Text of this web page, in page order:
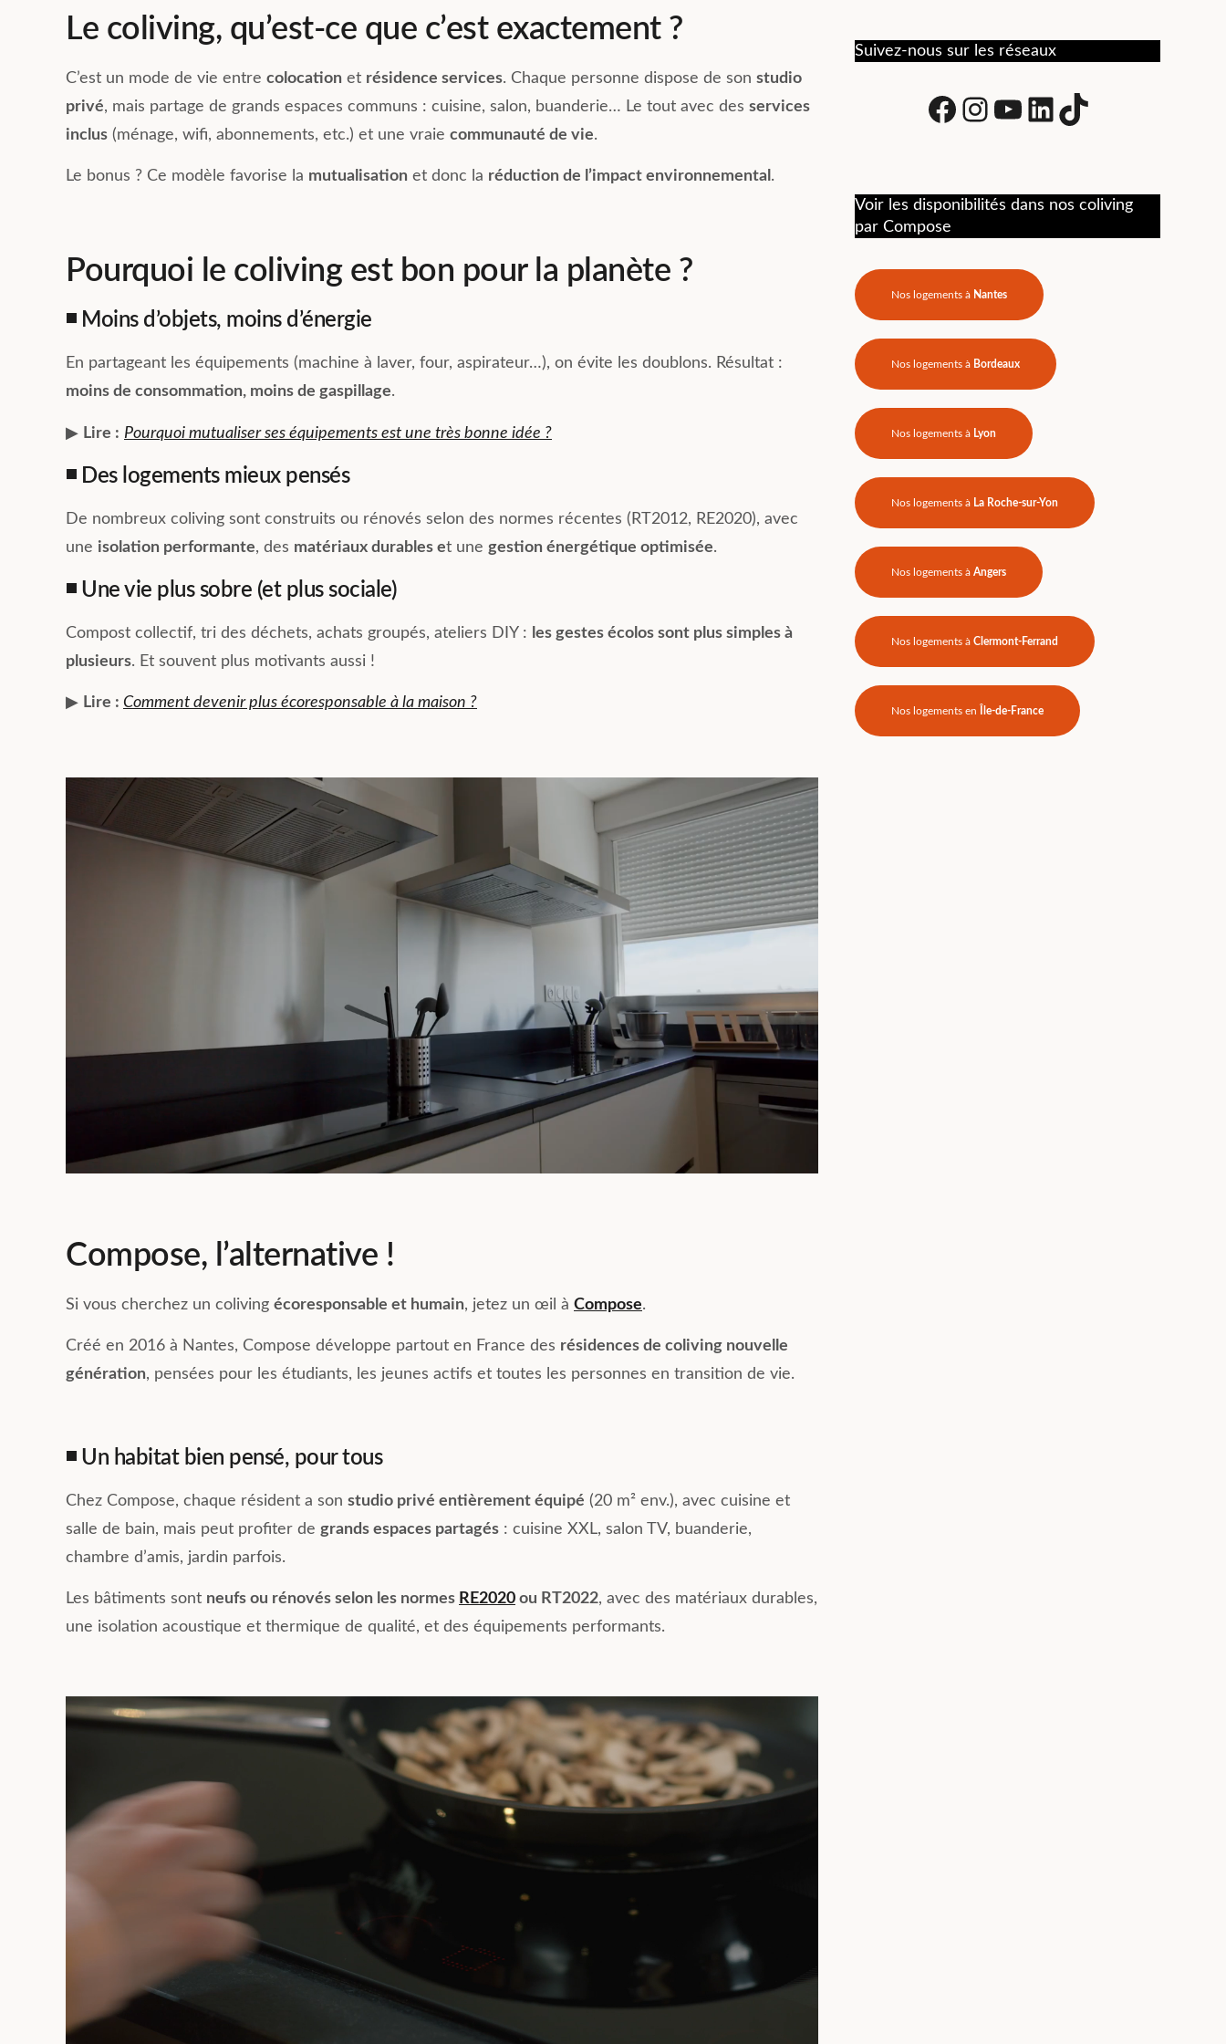
Le coliving, qu’est-ce que c’est exactement ?
C’est un mode de vie entre colocation et résidence services. Chaque personne dispose de son studio
privé, mais partage de grands espaces communs : cuisine, salon, buanderie… Le tout avec des services
inclus (ménage, wifi, abonnements, etc.) et une vraie communauté de vie.
Le bonus ? Ce modèle favorise la mutualisation et donc la réduction de l’impact environnemental .
Pourquoi le coliving est bon pour la planète ?
◾ Moins d’objets, moins d’énergie
En partageant les équipements (machine à laver, four, aspirateur…), on évite les doublons. Résultat :
moins de consommation, moins de gaspillage.
▶︎ Lire : Pourquoi mutualiser ses équipements est une très bonne idée ?
◾ Des logements mieux pensés
De nombreux coliving sont construits ou rénovés selon des normes récentes (RT2012, RE2020), avec
une isolation performante, des matériaux durables et une gestion énergétique optimisée.
◾ Une vie plus sobre (et plus sociale)
Compost collectif, tri des déchets, achats groupés, ateliers DIY : les gestes écolos sont plus simples à
plusieurs. Et souvent plus motivants aussi !
▶︎ Lire : Comment devenir plus écoresponsable à la maison ?
Compose, l’alternative !
Si vous cherchez un coliving écoresponsable et humain, jetez un œil à Compose.
Créé en 2016 à Nantes, Compose développe partout en France des résidences de coliving nouvelle
génération, pensées pour les étudiants, les jeunes actifs et toutes les personnes en transition de vie.
◾ Un habitat bien pensé, pour tous
Chez Compose, chaque résident a son studio privé entièrement équipé (20 m² env.), avec cuisine et
salle de bain, mais peut profiter de grands espaces partagés : cuisine XXL, salon TV, buanderie,
chambre d’amis, jardin parfois.
Les bâtiments sont neufs ou rénovés selon les normes RE2020 ou RT2022, avec des matériaux durables,
une isolation acoustique et thermique de qualité, et des équipements performants.
vie quotidienne. Recommandé
pour une belle expérience de
communs y sont propres,
fonctionnels et bien tenus. Les
logistiques sont efficacement
toujours avec le sourire.
Je recommande Compose sans
hésitation !
créé pour chaque étage permet
d’échanger et de faciliter les
voitures en auto partage et les
vélos sont un véritable plus. Et
pour la famille ou les amis la
formidable. Nous recommandons
vivement la résidence de
bons conseils et très arrangeante.
Suivez-nous sur les réseaux
Facebook
Instagram
Youtube
LinkedIn
tiktok
Voir les disponibilités dans nos coliving
par Compose
Nos logements à Nantes
Nos logements à Bordeaux
Nos logements à Lyon
Nos logements à La Roche-sur-Yon
Nos logements à Angers
Nos logements à Clermont-Ferrand
Nos logements en Île-de-France